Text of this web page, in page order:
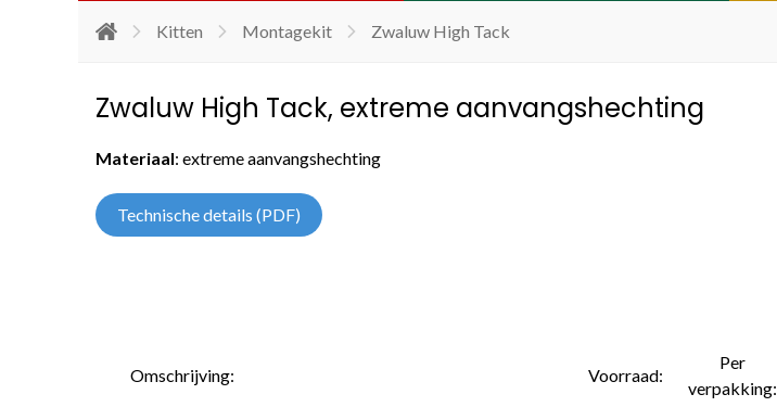
Kitten Montagekit Zwaluw High Tack
Zwaluw High Tack, extreme aanvangshechting
Materiaal: extreme aanvangshechting
Technische details (PDF)
Omschrijving: Voorraad:
Per
verpakking: